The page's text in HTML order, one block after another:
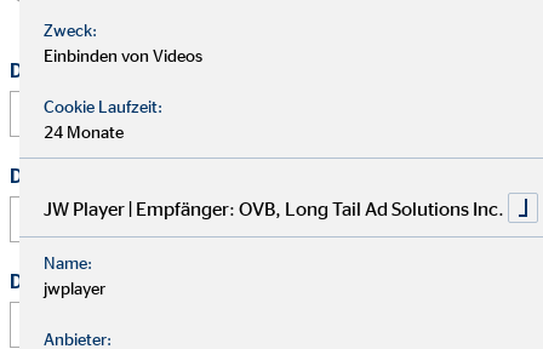
Dein vollständiger Name
Deine E-Mail Adresse
Deine Telefonnummer
Zweck:
Einbinden von Videos
Cookie Laufzeit:
24 Monate
JW Player | Empfänger: OVB, Long Tail Ad Solutions Inc.
Name:
jwplayer
Anbieter: